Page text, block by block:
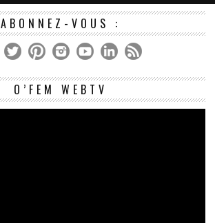
ABONNEZ-VOUS :
O’FEM WEBTV